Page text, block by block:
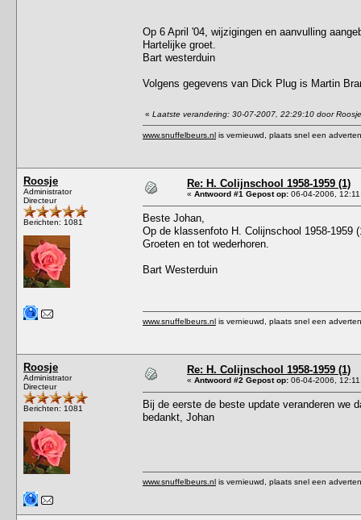
Op 6 April '04, wijzigingen en aanvulling
Hartelijke groet.
Bart westerduin
Volgens gegevens van Dick Plug is Martin
« Laatste verandering: 30-07-2007, 22:29:10 door Roosje
www.snuffelbeurs.nl is vernieuwd, plaats snel een
Roosje
Administrator
Directeur
Berichten: 1081
Re: H. Colijnschool 1958-1959 (1)
« Antwoord #1 Gepost op: 06-04-2006,
Beste Johan,
Op de klassenfoto H. Colijnschool 1958-1959
Groeten en tot wederhoren.
Bart Westerduin
www.snuffelbeurs.nl is vernieuwd, plaats snel een
Roosje
Administrator
Directeur
Berichten: 1081
Re: H. Colijnschool 1958-1959 (1)
« Antwoord #2 Gepost op: 06-04-2006,
Bij de eerste de beste update veranderen we
bedankt, Johan
www.snuffelbeurs.nl is vernieuwd, plaats snel een